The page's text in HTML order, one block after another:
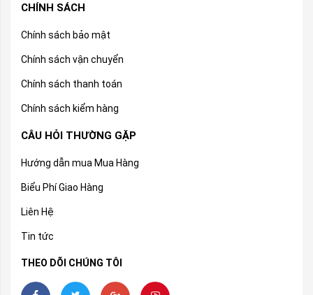
CHÍNH SÁCH
Chính sách bảo mật
Chính sách vận chuyển
Chính sách thanh toán
Chính sách kiểm hàng
CÂU HỎI THƯỜNG GẶP
Hướng dẫn mua Mua Hàng
Biểu Phí Giao Hàng
Liên Hệ
Tin tức
THEO DÕI CHÚNG TÔI